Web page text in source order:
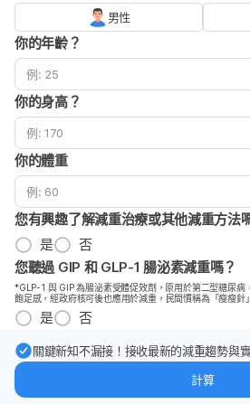
男性
你的年齡？
你的身高？
你的體重
您有興趣了解減重治療或其他減重方法
是
否
您聽過 GIP 和 GLP-1 腸泌素減重嗎？
*GLP-1 與 GIP 為腸泌素受體促效劑，原用於第二型糖尿病
飽足感，經政府核可後也應用於減重，民間慣稱為「瘦瘦針
是 否
關鍵新知不漏接！接收最新的減重趨勢與
計算